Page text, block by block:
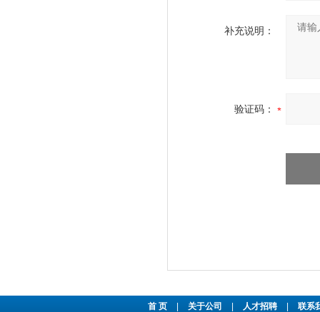
补充说明：
验证码：
首 页 关于公司 人才招聘 联系